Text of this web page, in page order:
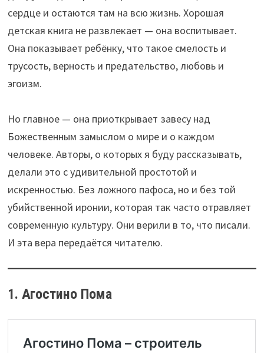
сердце и остаются там на всю жизнь. Хорошая
детская книга не развлекает — она воспитывает.
Она показывает ребёнку, что такое смелость и
трусость, верность и предательство, любовь и
эгоизм.
Но главное — она приоткрывает завесу над
Божественным замыслом о мире и о каждом
человеке. Авторы, о которых я буду рассказывать,
делали это с удивительной простотой и
искренностью. Без ложного пафоса, но и без той
убийственной иронии, которая так часто отравляет
современную культуру. Они верили в то, что писали.
И эта вера передаётся читателю.
1. Агостино Пома